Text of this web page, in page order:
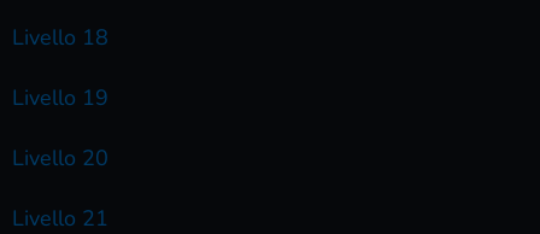
Livello 18
Livello 19
Livello 20
Livello 21